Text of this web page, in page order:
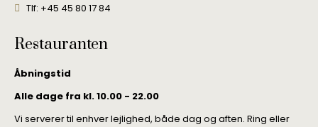
Tlf: +45 45 80 17 84
Restauranten
Åbningstid
Alle dage fra kl. 10.00 - 22.00
Vi serverer til enhver lejlighed, både dag og aften. Ring eller